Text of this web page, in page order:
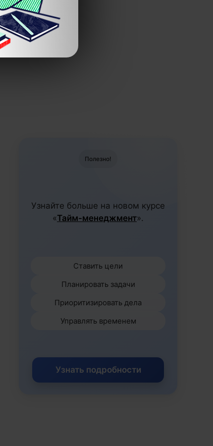
Полезно!
Узнайте больше на новом курсе
«Тайм-менеджмент».
Ставить цели
Планировать задачи
Приоритизировать дела
Управлять временем
Узнать подробности